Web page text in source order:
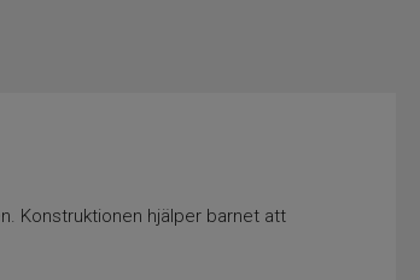
Konstruktionen hjälper barnet att